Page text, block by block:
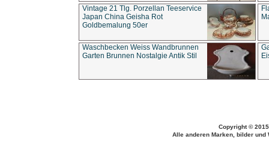
Vintage 21 Tlg. Porzellan Teeservice
Japan China Geisha Rot
Goldbemalung 50er
Waschbecken Weiss Wandbrunnen
Garten Brunnen Nostalgie Antik Stil
Copyright ©
Alle anderen Marken, bilder und